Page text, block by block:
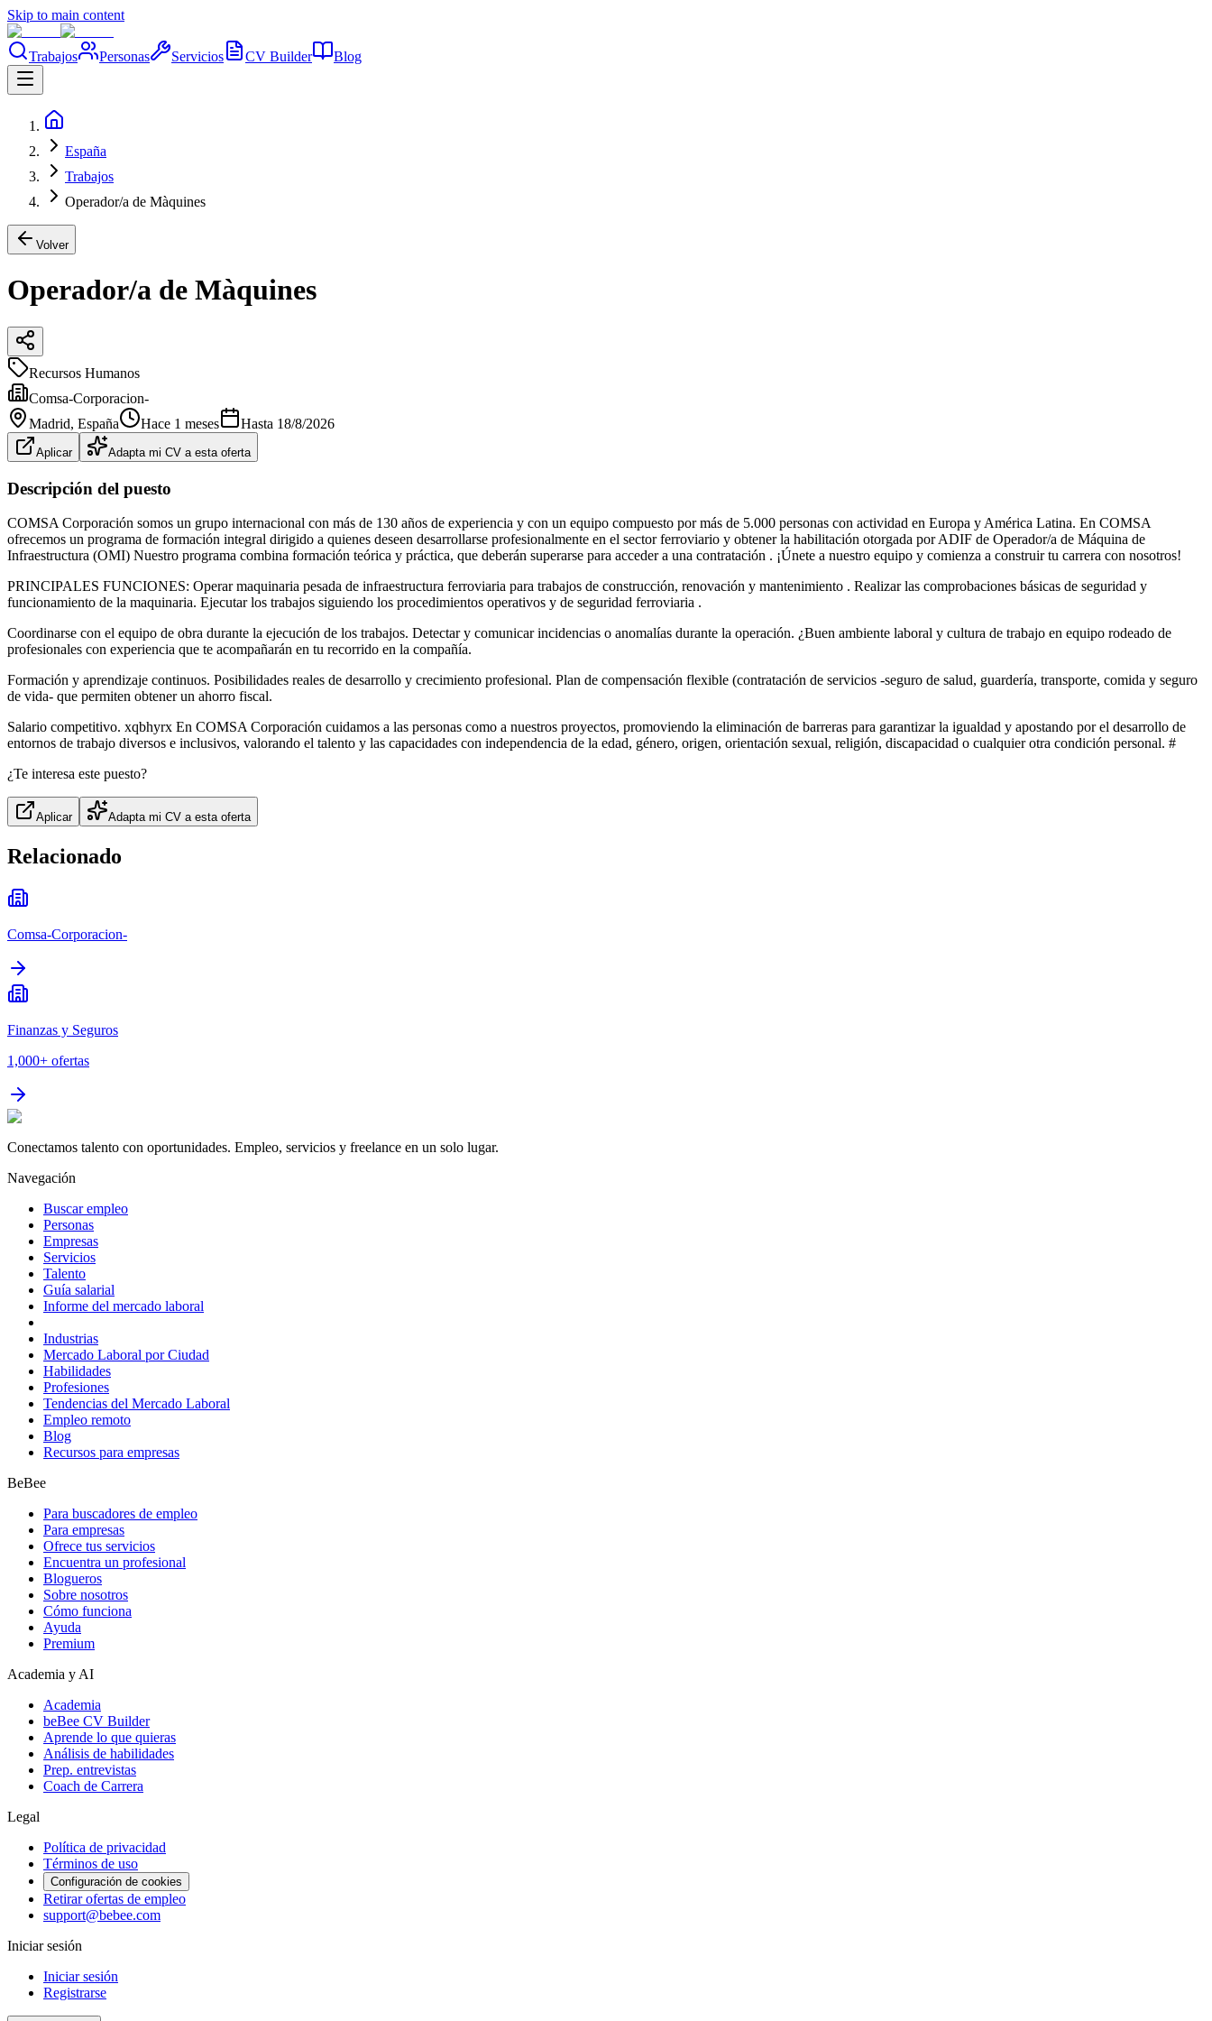
Skip to main content
Trabajos Personas Servicios CV Builder Blog
España
Trabajos
Operador/a de Màquines
Volver
Operador/a de Màquines
Recursos Humanos
Comsa-Corporacion-
Madrid, España Hace 1 meses Hasta 18/8/2026
Aplicar Adapta mi CV a esta oferta
Descripción del puesto
COMSA Corporación somos un grupo internacional con más de 130 años de experiencia y con un equipo compuesto por más de 5.000 personas con actividad en Europa y América Latina. En COMSA
ofrecemos un programa de formación integral dirigido a quienes deseen desarrollarse profesionalmente en el sector ferroviario y obtener la habilitación otorgada por ADIF de Operador/a de Máquina de
Infraestructura (OMI) Nuestro programa combina formación teórica y práctica, que deberán superarse para acceder a una contratación . ¡Únete a nuestro equipo y comienza a construir tu carrera con nosotros!
PRINCIPALES FUNCIONES: Operar maquinaria pesada de infraestructura ferroviaria para trabajos de construcción, renovación y mantenimiento . Realizar las comprobaciones básicas de seguridad y
funcionamiento de la maquinaria. Ejecutar los trabajos siguiendo los procedimientos operativos y de seguridad ferroviaria .
Coordinarse con el equipo de obra durante la ejecución de los trabajos. Detectar y comunicar incidencias o anomalías durante la operación. ¿Buen ambiente laboral y cultura de trabajo en equipo rodeado de
profesionales con experiencia que te acompañarán en tu recorrido en la compañía.
Formación y aprendizaje continuos. Posibilidades reales de desarrollo y crecimiento profesional. Plan de compensación flexible (contratación de servicios -seguro de salud, guardería, transporte, comida y seguro
de vida- que permiten obtener un ahorro fiscal.
Salario competitivo. xqbhyrx En COMSA Corporación cuidamos a las personas como a nuestros proyectos, promoviendo la eliminación de barreras para garantizar la igualdad y apostando por el desarrollo de
entornos de trabajo diversos e inclusivos, valorando el talento y las capacidades con independencia de la edad, género, origen, orientación sexual, religión, discapacidad o cualquier otra condición personal. #
¿Te interesa este puesto?
Aplicar Adapta mi CV a esta oferta
Relacionado
Comsa-Corporacion-
Finanzas y Seguros
1,000+ ofertas
Conectamos talento con oportunidades. Empleo, servicios y freelance en un solo lugar.
Navegación
Buscar empleo
Personas
Empresas
Servicios
Talento
Guía salarial
Informe del mercado laboral
Industrias
Mercado Laboral por Ciudad
Habilidades
Profesiones
Tendencias del Mercado Laboral
Empleo remoto
Blog
Recursos para empresas
BeBee
Para buscadores de empleo
Para empresas
Ofrece tus servicios
Encuentra un profesional
Blogueros
Sobre nosotros
Cómo funciona
Ayuda
Premium
Academia y AI
Academia
beBee CV Builder
Aprende lo que quieras
Análisis de habilidades
Prep. entrevistas
Coach de Carrera
Legal
Política de privacidad
Términos de uso
Configuración de cookies
Retirar ofertas de empleo
support@bebee.com
Iniciar sesión
Iniciar sesión
Registrarse